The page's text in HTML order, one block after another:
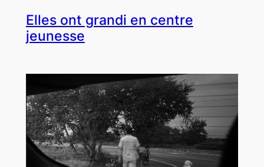
Elles ont grandi en centre
jeunesse